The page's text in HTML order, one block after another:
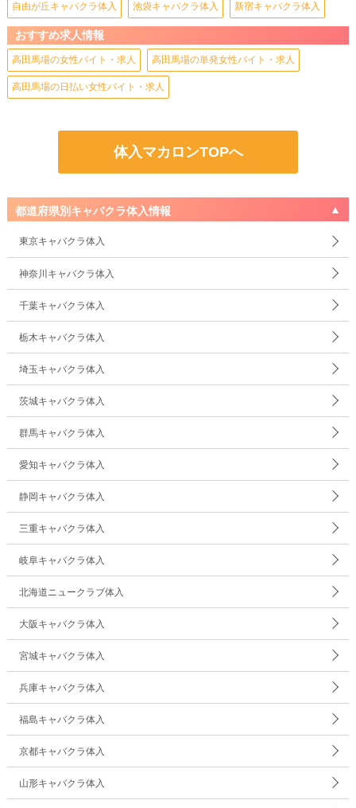
自由が丘キャバクラ体入 池袋キャバクラ体入 新宿キャバクラ体入
おすすめ求人情報
高田馬場の女性バイト・求人 高田馬場の単発女性バイト・求人
高田馬場の日払い女性バイト・求人
体入マカロンTOPへ
都道府県別キャバクラ体入情報
東京キャバクラ体入
神奈川キャバクラ体入
千葉キャバクラ体入
栃木キャバクラ体入
埼玉キャバクラ体入
茨城キャバクラ体入
群馬キャバクラ体入
愛知キャバクラ体入
静岡キャバクラ体入
三重キャバクラ体入
岐阜キャバクラ体入
北海道ニュークラブ体入
大阪キャバクラ体入
宮城キャバクラ体入
兵庫キャバクラ体入
福島キャバクラ体入
京都キャバクラ体入
山形キャバクラ体入